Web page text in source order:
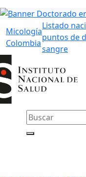
Micología
Colombia
Listado
puntos de
sangre